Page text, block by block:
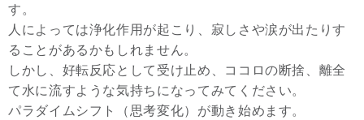
す。
人によっては浄化作用が起こり、寂しさや涙が出たりす
ることがあるかもしれません。
しかし、好転反応として受け止め、ココロの断捨、離全
て水に流すような気持ちになってみてください。
パラダイムシフト（思考変化）が動き始めます。